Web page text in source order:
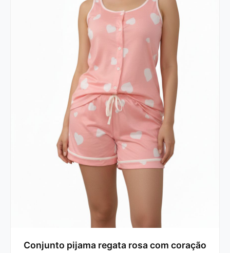
Conjunto pijama regata rosa com coração